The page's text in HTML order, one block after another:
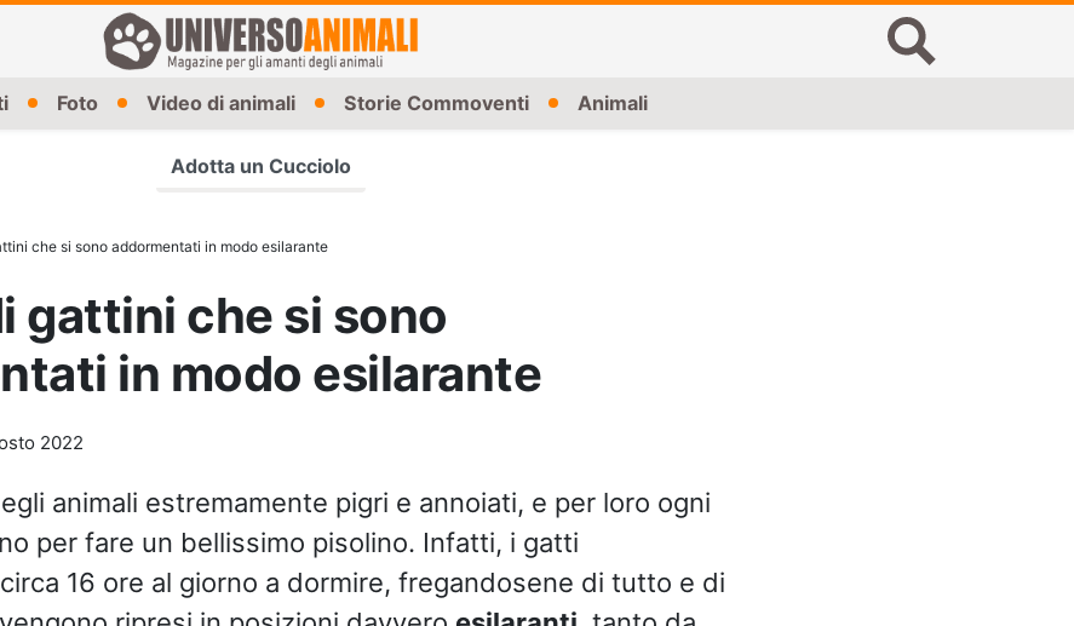
Foto Video di animali Storie Commoventi Animali
Adotta un Cucciolo
che si sono addormentati in modo esilarante
gattini che si sono
in modo esilarante
2022
animali estremamente pigri e annoiati, e per loro ogni
per fare un bellissimo pisolino. Infatti, i gatti
16 ore al giorno a dormire, fregandosene di tutto e di